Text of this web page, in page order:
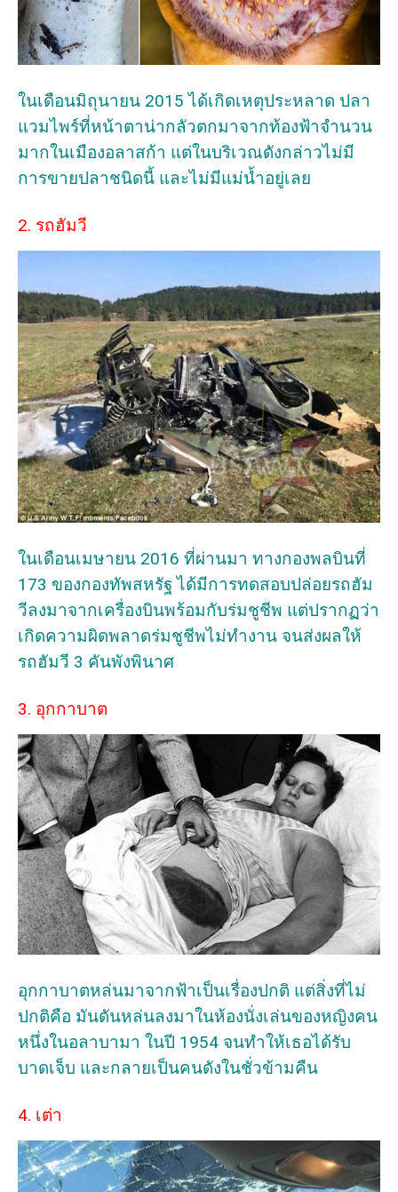
ในเดือนมิถุนายน 2015 ได้เกิดเหตุประหลาด ปลา
แวมไพร์ที่หน้าตาน่ากลัวตกมาจากท้องฟ้าจำนวน
มากในเมืองอลาสก้า แต่ในบริเวณดังกล่าวไม่มี
การขายปลาชนิดนี้ และไม่มีแม่น้ำอยู่เลย
2. รถฮัมวี
ในเดือนเมษายน 2016 ที่ผ่านมา ทางกองพลบินที่
173 ของกองทัพสหรัฐ ได้มีการทดสอบปล่อยรถฮัม
วีลงมาจากเครื่องบินพร้อมกับร่มชูชีพ แต่ปรากฏว่า
เกิดความผิดพลาดร่มชูชีพไม่ทำงาน จนส่งผลให้
รถฮัมวี 3 คันพังพินาศ
3. อุกกาบาต
อุกกาบาตหล่นมาจากฟ้าเป็นเรื่องปกติ แต่สิ่งที่ไม่
ปกติคือ มันดันหล่นลงมาในห้องนั่งเล่นของหญิงคน
หนึ่งในอลาบามา ในปี 1954 จนทำให้เธอได้รับ
บาดเจ็บ และกลายเป็นคนดังในชั่วข้ามคืน
4. เต่า